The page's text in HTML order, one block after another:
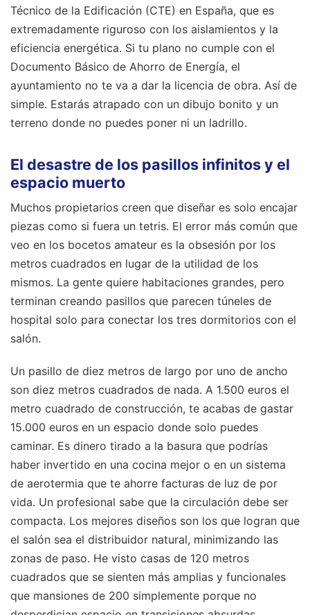
Técnico de la Edificación (CTE) en España, que es
extremadamente riguroso con los aislamientos y la
eficiencia energética. Si tu plano no cumple con el
Documento Básico de Ahorro de Energía, el
ayuntamiento no te va a dar la licencia de obra. Así de
simple. Estarás atrapado con un dibujo bonito y un
terreno donde no puedes poner ni un ladrillo.
El desastre de los pasillos infinitos y el
espacio muerto
Muchos propietarios creen que diseñar es solo encajar
piezas como si fuera un tetris. El error más común que
veo en los bocetos amateur es la obsesión por los
metros cuadrados en lugar de la utilidad de los
mismos. La gente quiere habitaciones grandes, pero
terminan creando pasillos que parecen túneles de
hospital solo para conectar los tres dormitorios con el
salón.
Un pasillo de diez metros de largo por uno de ancho
son diez metros cuadrados de nada. A 1.500 euros el
metro cuadrado de construcción, te acabas de gastar
15.000 euros en un espacio donde solo puedes
caminar. Es dinero tirado a la basura que podrías
haber invertido en una cocina mejor o en un sistema
de aerotermia que te ahorre facturas de luz de por
vida. Un profesional sabe que la circulación debe ser
compacta. Los mejores diseños son los que logran que
el salón sea el distribuidor natural, minimizando las
zonas de paso. He visto casas de 120 metros
cuadrados que se sienten más amplias y funcionales
que mansiones de 200 simplemente porque no